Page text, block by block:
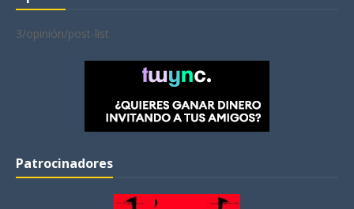
3/opinión/post-list
Patrocinadores